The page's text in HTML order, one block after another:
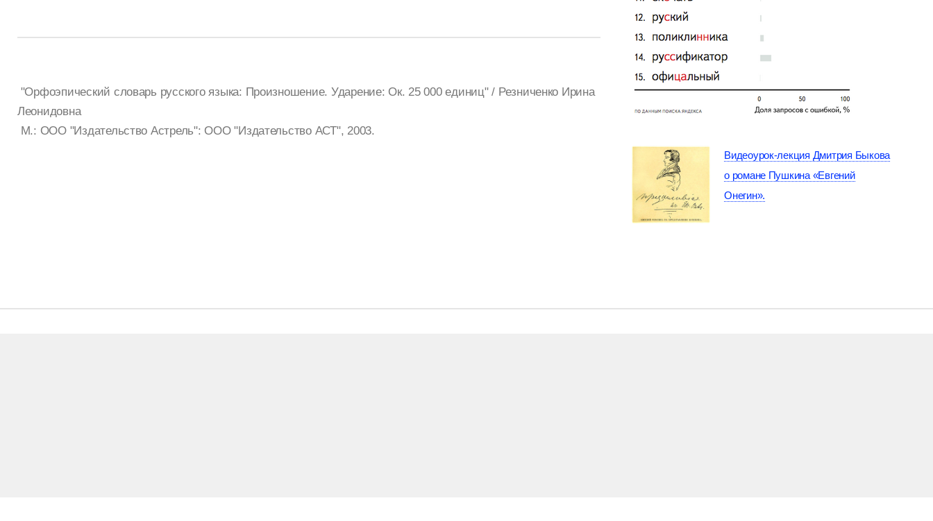
"Орфоэпический словарь русского языка: Произношение. Ударение: Ок. 25 000 единиц" / Резниченко Ирина
Леонидовна
М.: ООО "Издательство Астрель": ООО "Издательство АСТ", 2003.
Видеоурок-лекция Дмитрия Быкова
о романе Пушкина «Евгений
Онегин».